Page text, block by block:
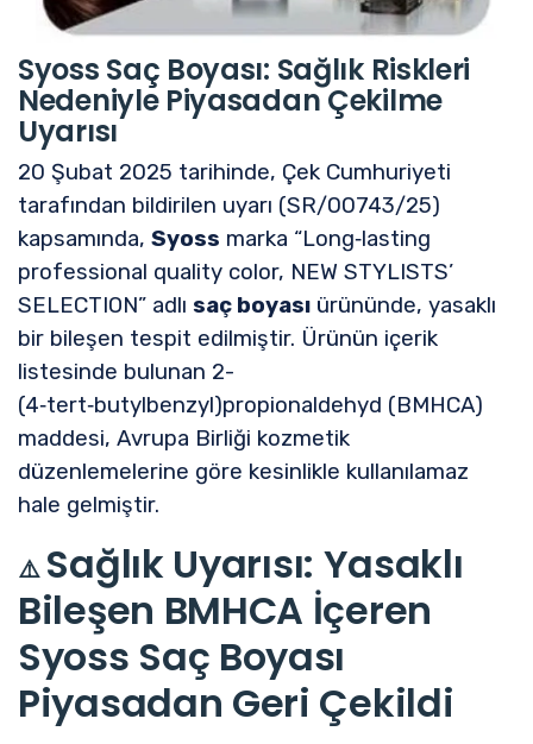
Syoss Saç Boyası: Sağlık Riskleri
Nedeniyle Piyasadan Çekilme
Uyarısı
20 Şubat 2025 tarihinde, Çek Cumhuriyeti
tarafından bildirilen uyarı (SR/00743/25)
kapsamında, Syoss marka “Long‑lasting
professional quality color, NEW STYLISTS’
SELECTION” adlı saç boyası ürününde, yasaklı
bir bileşen tespit edilmiştir. Ürünün içerik
listesinde bulunan 2-
(4‑tert‑butylbenzyl)propionaldehyd (BMHCA)
maddesi, Avrupa Birliği kozmetik
düzenlemelerine göre kesinlikle kullanılamaz
hale gelmiştir.
⚠️ Sağlık Uyarısı: Yasaklı
Bileşen BMHCA İçeren
Syoss Saç Boyası
Piyasadan Geri Çekildi